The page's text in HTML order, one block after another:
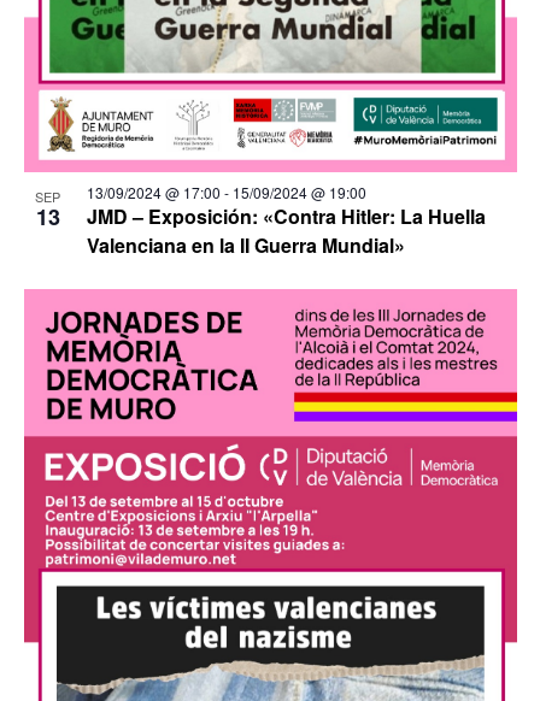
SEP
13
JMD – Exposición: «Contra Hitler: La Huella
Valenciana en la II Guerra Mundial»
13/09/2024 @ 17:00 - 15/09/2024 @ 19:00